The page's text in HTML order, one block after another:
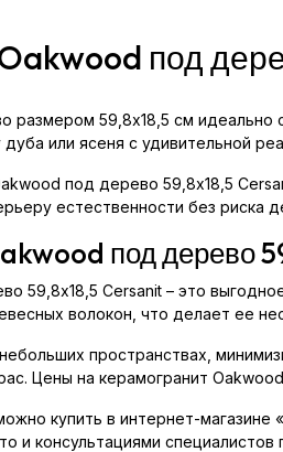
под
размером 59,8x18,5 см идеально
дуба или ясеня с удивительной
под дерево 59,8x18,5
естественности без риска
под дерево
59,8x18,5 Cersanit – это
волокон, что делает ее
пространствах,
Цены на керамогранит
купить в интернет-
и консультациями специалистов